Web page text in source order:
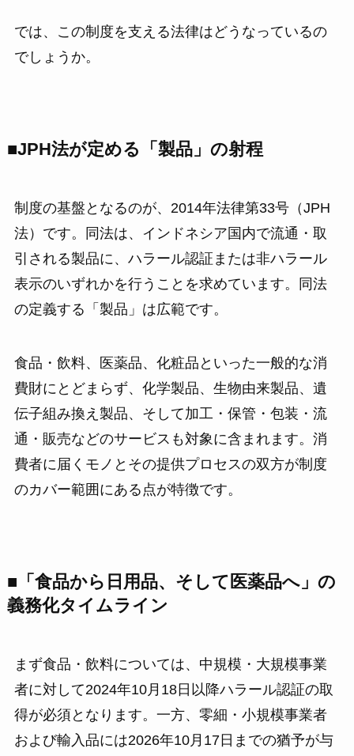
では、この制度を支える法律はどうなっているの
でしょうか。
■JPH法が定める「製品」の射程
制度の基盤となるのが、2014年法律第33号（JPH
法）です。同法は、インドネシア国内で流通・取
引される製品に、ハラール認証または非ハラール
表示のいずれかを行うことを求めています。同法
の定義する「製品」は広範です。
食品・飲料、医薬品、化粧品といった一般的な消
費財にとどまらず、化学製品、生物由来製品、遺
伝子組み換え製品、そして加工・保管・包装・流
通・販売などのサービスも対象に含まれます。消
費者に届くモノとその提供プロセスの双方が制度
のカバー範囲にある点が特徴です。
■「食品から日用品、そして医薬品へ」の
義務化タイムライン
まず食品・飲料については、中規模・大規模事業
者に対して2024年10月18日以降ハラール認証の取
得が必須となります。一方、零細・小規模事業者
および輸入品には2026年10月17日までの猶予が与